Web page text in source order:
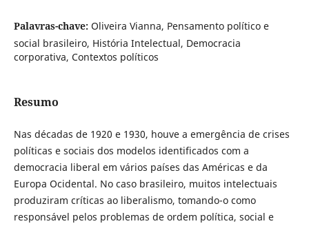
Palavras-chave: Oliveira Vianna, Pensamento político e
social brasileiro, História Intelectual, Democracia
corporativa, Contextos políticos
Resumo
Nas décadas de 1920 e 1930, houve a emergência de crises
políticas e sociais dos modelos identificados com a
democracia liberal em vários países das Américas e da
Europa Ocidental. No caso brasileiro, muitos intelectuais
produziram críticas ao liberalismo, tomando-o como
responsável pelos problemas de ordem política, social e